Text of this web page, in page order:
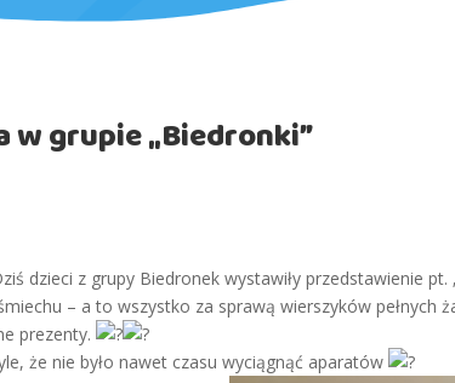
w grupie „Biedronki”
dzieci z grupy Biedronek wystawiły przedstawienie
– a to wszystko za sprawą wierszyków
prezenty.
że nie było nawet czasu wyciągnąć aparatów